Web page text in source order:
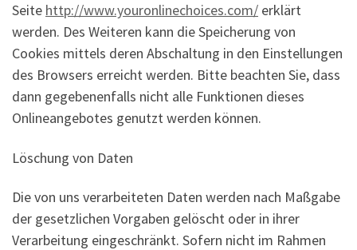
Seite http://www.youronlinechoices.com/ erklärt
werden. Des Weiteren kann die Speicherung von
Cookies mittels deren Abschaltung in den Einstellungen
des Browsers erreicht werden. Bitte beachten Sie, dass
dann gegebenenfalls nicht alle Funktionen dieses
Onlineangebotes genutzt werden können.
Löschung von Daten
Die von uns verarbeiteten Daten werden nach Maßgabe
der gesetzlichen Vorgaben gelöscht oder in ihrer
Verarbeitung eingeschränkt. Sofern nicht im Rahmen